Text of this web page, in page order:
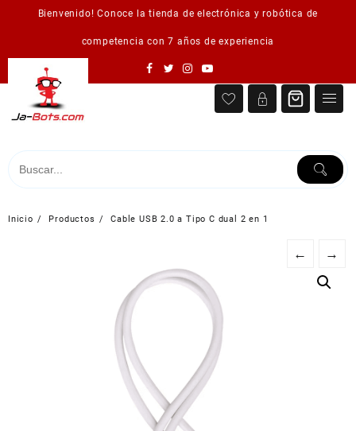
Bienvenido! Conoce la tienda de electrónica y robótica de
competencia con 7 años de experiencia
Inicio Productos Cable USB 2.0 a Tipo C dual 2 en 1
← →